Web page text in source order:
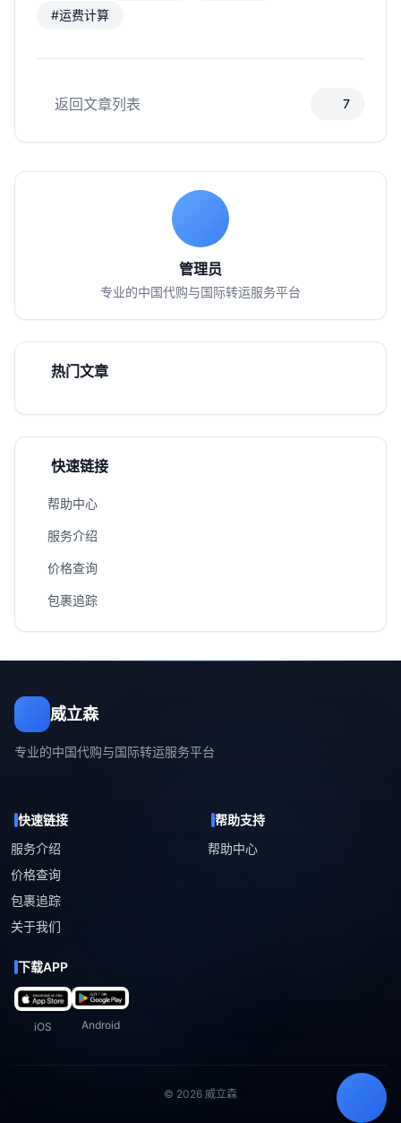
#运费计算
返回文章列表 7
管理员
专业的中国代购与国际转运服务平台
热门文章
快速链接
帮助中心
服务介绍
价格查询
包裹追踪
威立森
专业的中国代购与国际转运服务平台
快速链接
服务介绍
价格查询
包裹追踪
关于我们
帮助支持
帮助中心
下载APP
iOS Android
© 2026 威立森